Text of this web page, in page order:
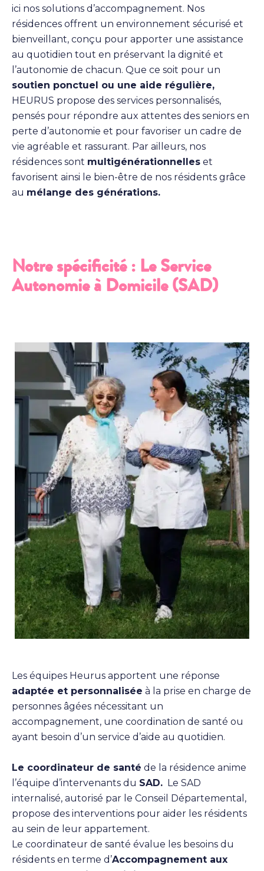
ici nos solutions d’accompagnement. Nos
résidences offrent un environnement sécurisé et
bienveillant, conçu pour apporter une assistance
au quotidien tout en préservant la dignité et
l’autonomie de chacun. Que ce soit pour un
soutien ponctuel ou une aide régulière,
HEURUS propose des services personnalisés,
pensés pour répondre aux attentes des seniors en
perte d’autonomie et pour favoriser un cadre de
vie agréable et rassurant. Par ailleurs, nos
résidences sont multigénérationnelles et
favorisent ainsi le bien-être de nos résidents grâce
au mélange des générations.
Notre spécificité : Le Service
Autonomie à Domicile (SAD)
Les équipes Heurus apportent une réponse
adaptée et personnalisée à la prise en charge de
personnes âgées nécessitant un
accompagnement, une coordination de santé ou
ayant besoin d’un service d’aide au quotidien.
Le coordinateur de santé de la résidence anime
l’équipe d’intervenants du SAD. Le SAD
internalisé, autorisé par le Conseil Départemental,
propose des interventions pour aider les résidents
au sein de leur appartement.
Le coordinateur de santé évalue les besoins du
résidents en terme d’Accompagnement aux